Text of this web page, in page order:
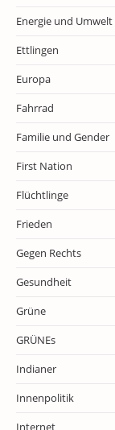
Energie und Umwelt
Ettlingen
Europa
Fahrrad
Familie und Gender
First Nation
Flüchtlinge
Frieden
Gegen Rechts
Gesundheit
Grüne
GRÜNEs
Indianer
Innenpolitik
Internet